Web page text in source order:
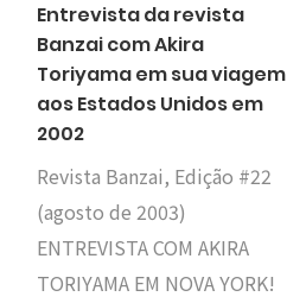
Entrevista da revista
Banzai com Akira
Toriyama em sua viagem
aos Estados Unidos em
2002
Revista Banzai, Edição #22
(agosto de 2003)
ENTREVISTA COM AKIRA
TORIYAMA EM NOVA YORK!